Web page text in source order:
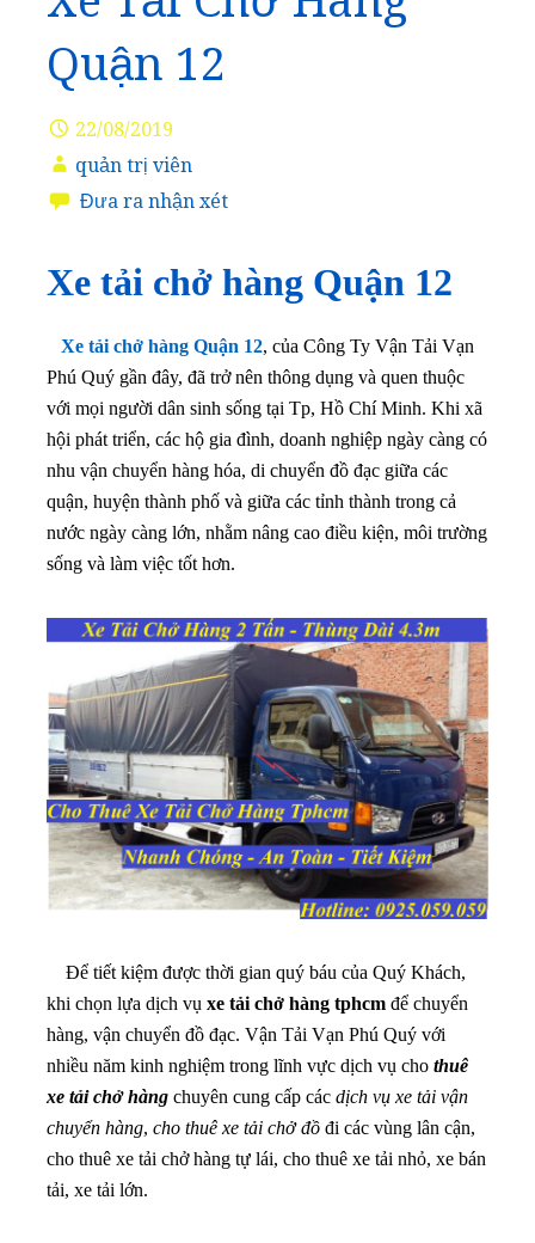
Quận 12
22/08/2019
quản trị viên
Đưa ra nhận xét
Xe tải chở hàng Quận 12
Xe tải chở hàng Quận 12, của Công Ty Vận Tải Vạn
Phú Quý gần đây, đã trở nên thông dụng và quen thuộc
với mọi người dân sinh sống tại Tp, Hồ Chí Minh. Khi xã
hội phát triển, các hộ gia đình, doanh nghiệp ngày càng có
nhu vận chuyển hàng hóa, di chuyển đồ đạc giữa các
quận, huyện thành phố và giữa các tỉnh thành trong cả
nước ngày càng lớn, nhằm nâng cao điều kiện, môi trường
sống và làm việc tốt hơn.
Để tiết kiệm được thời gian quý báu của Quý Khách,
khi chọn lựa dịch vụ xe tải chở hàng tphcm để chuyển
hàng, vận chuyển đồ đạc. Vận Tải Vạn Phú Quý với
nhiều năm kinh nghiệm trong lĩnh vực dịch vụ cho thuê
xe tải chở hàng chuyên cung cấp các dịch vụ xe tải vận
chuyển hàng, cho thuê xe tải chở đồ đi các vùng lân cận,
cho thuê xe tải chở hàng tự lái, cho thuê xe tải nhỏ, xe bán
tải, xe tải lớn.